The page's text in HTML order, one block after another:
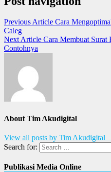
Previous Article Cara
Caleg
Next Article Cara Membuat Surat
Contohnya
About Tim Akudigital
View all posts by Tim Akudigital
Search for:
Publikasi Media Online